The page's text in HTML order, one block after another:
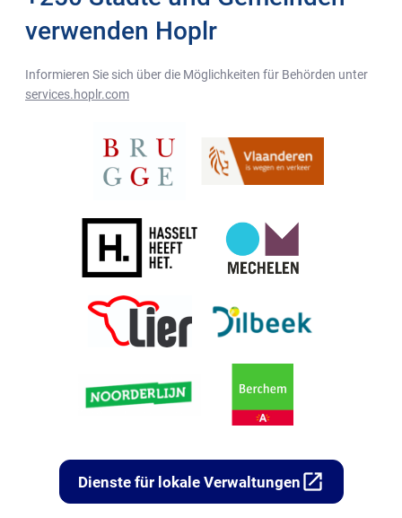
verwenden Hoplr
Informieren Sie sich über die Möglichkeiten für Behörden unter
services.hoplr.com
Dienste für lokale Verwaltungen open_in_new